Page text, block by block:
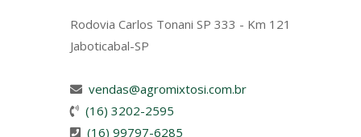
Rodovia Carlos Tonani SP 333 - Km 121
Jaboticabal-SP
vendas@agromixtosi.com.br
(16) 3202-2595
(16) 99797-6285